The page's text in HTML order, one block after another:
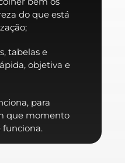
do que está
tabelas e
objetiva e
para
que momento
funciona.